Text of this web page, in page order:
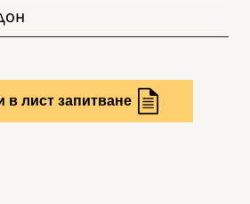
в лист запитване